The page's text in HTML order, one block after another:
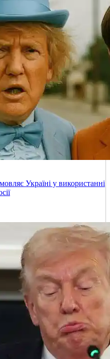
Україні у використанні